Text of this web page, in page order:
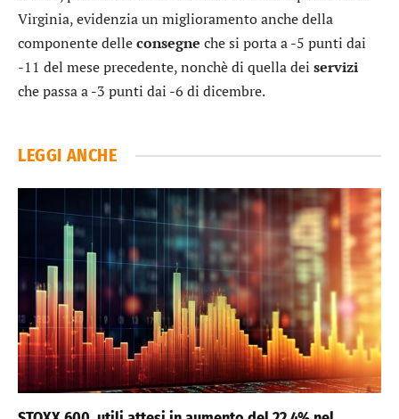
Virginia, evidenzia un miglioramento anche della
componente delleconsegne che si porta a -5 punti dai
-11 del mese precedente, nonchè di quella dei servizi
che passa a -3 punti dai -6 di dicembre.
LEGGI ANCHE